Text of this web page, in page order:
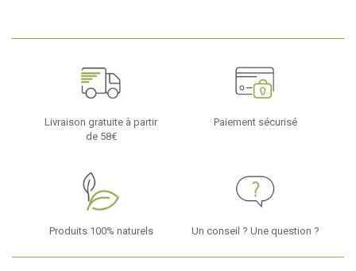
Livraison gratuite à partir
de 58€
Paiement sécurisé
Produits 100% naturels Un conseil ? Une question ?